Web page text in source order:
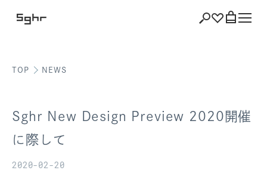
ショッピング バッグを見る
TOP NEWS
Sghr New Design Preview 2020開催
に際して
2020-02-20